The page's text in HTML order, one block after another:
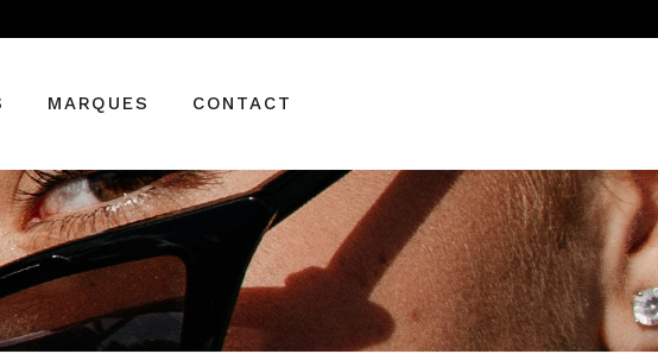
MARQUES
BALENCIAGA
CARRERA
GUCCI
MONT BLANC
CONTACT
MONT BLANC
SAINT LAURENT